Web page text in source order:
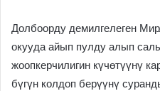
Долбоорду демилгелеген
окууда айып пулду алып
жоопкерчилигин күчөтүүнү
бүгүн колдоп берүүнү